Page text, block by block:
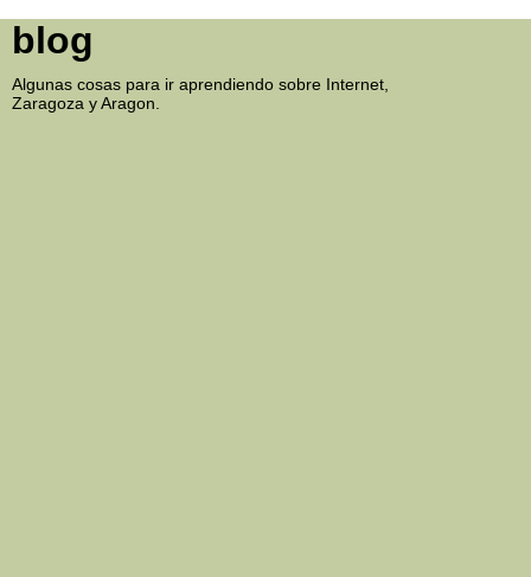
blog
Algunas cosas para ir aprendiendo sobre Internet,
Zaragoza y Aragon.